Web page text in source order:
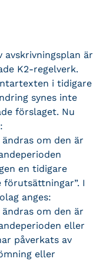
avskrivningsplan är
K2-regelverk.
i tidigare
synes inte
förslaget. Nu
om den är
en tidigare
I
anges:
om den är
eller
påverkats av
eller